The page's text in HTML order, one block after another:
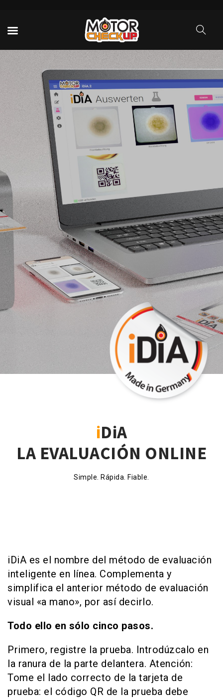
iDiA
LA EVALUACIÓN ONLINE
Simple. Rápida. Fiable.
iDiA es el nombre del método de evaluación
inteligente en línea. Complementa y
simplifica el anterior método de evaluación
visual «a mano», por así decirlo.
Todo ello en sólo cinco pasos.
Primero, registre la prueba. Introdúzcalo en
la ranura de la parte delantera. Atención:
Tome el lado correcto de la tarjeta de
prueba: el código QR de la prueba debe